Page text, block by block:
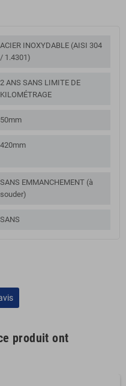
ACIER INOXYDABLE (AISI 304
/ 1.4301)
2 ANS SANS LIMITE DE
KILOMÉTRAGE
50mm
420mm
SANS EMMANCHEMENT (à
souder)
SANS
produit ont